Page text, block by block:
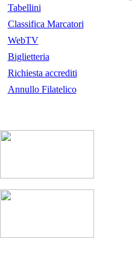
Tabellini
Classifica Marcatori
WebTV
Biglietteria
Richiesta accrediti
Annullo Filatelico